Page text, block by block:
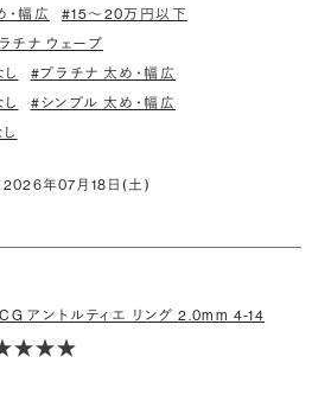
・幅広
#15〜20万円以下
チナ ウェーブ
#プラチナ 太め・幅広
#シンプル 太め・幅広
年07月18日(土)
アントルティエ リング 2.0mm 4-14